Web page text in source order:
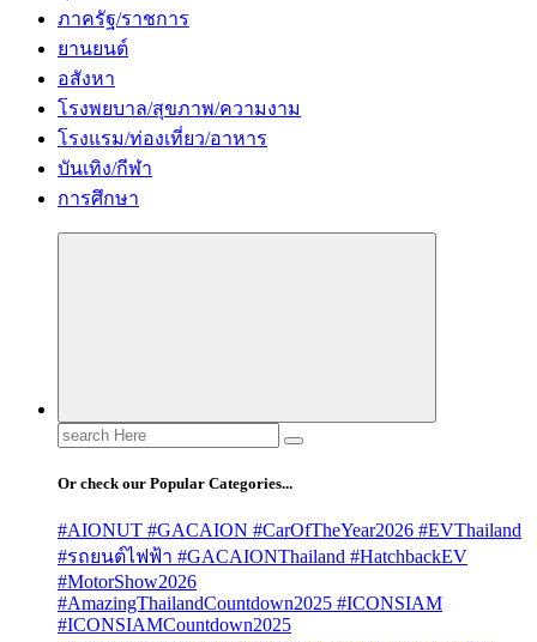
ภาครัฐ/ราชการ
ยานยนต์
อสังหา
โรงพยบาล/สุขภาพ/ความงาม
โรงแรม/ท่องเที่ยว/อาหาร
บันเทิง/กีฬา
การศึกษา
Search
for:
Or check our Popular Categories...
#AIONUT #GACAION #CarOfTheYear2026 #EVThailand
#รถยนต์ไฟฟ้า #GACAIONThailand #HatchbackEV
#MotorShow2026
#AmazingThailandCountdown2025 #ICONSIAM
#ICONSIAMCountdown2025